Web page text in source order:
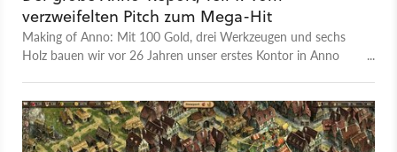
verzweifelten Pitch zum Mega-Hit
Making of Anno: Mit 100 Gold, drei Werkzeugen und sechs
Holz bauen wir vor 26 Jahren unser erstes Kontor in Anno